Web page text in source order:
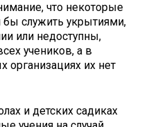
что некоторые
служить укрытиями,
или недоступны,
учеников, а в
организациях их нет
и детских садиках